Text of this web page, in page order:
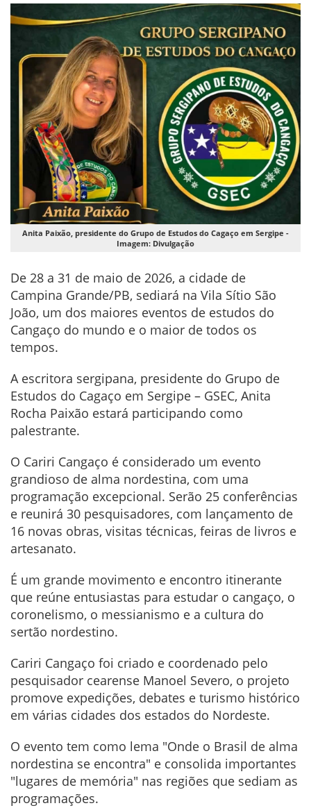
Anita Paixão, presidente do Grupo de Estudos do Cagaço em Sergipe -
Imagem: Divulgação
De 28 a 31 de maio de 2026, a cidade de
Campina Grande/PB, sediará na Vila Sítio São
João, um dos maiores eventos de estudos do
Cangaço do mundo e o maior de todos os
tempos.
A escritora sergipana, presidente do Grupo de
Estudos do Cagaço em Sergipe – GSEC, Anita
Rocha Paixão estará participando como
palestrante.
O Cariri Cangaço é considerado um evento
grandioso de alma nordestina, com uma
programação excepcional. Serão 25 conferências
e reunirá 30 pesquisadores, com lançamento de
16 novas obras, visitas técnicas, feiras de livros e
artesanato.
É um grande movimento e encontro itinerante
que reúne entusiastas para estudar o cangaço, o
coronelismo, o messianismo e a cultura do
sertão nordestino.
Cariri Cangaço foi criado e coordenado pelo
pesquisador cearense Manoel Severo, o projeto
promove expedições, debates e turismo histórico
em várias cidades dos estados do Nordeste.
O evento tem como lema "Onde o Brasil de alma
nordestina se encontra" e consolida importantes
"lugares de memória" nas regiões que sediam as
programações.